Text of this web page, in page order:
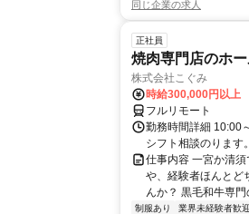
同じ企業の求人
正社員
焼肉専門店のホ
株式会社こぐみ
時給300,000円以上
フルリモート
勤務時間詳細 10:00
シフト相談のります
仕事内容 一宮か清
や、経験者ほんとど
んか？ 黒毛和牛専
制服あり 業界未経験者歓迎